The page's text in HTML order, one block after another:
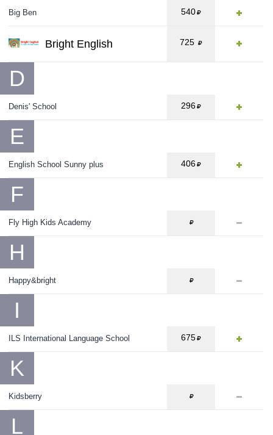
Big Ben 540
Bright English 725
D
Denis' School 296
E
English School Sunny plus 406
F
Fly High Kids Academy
H
Happy&bright
I
ILS International Language School 675
K
Kidsberry
L